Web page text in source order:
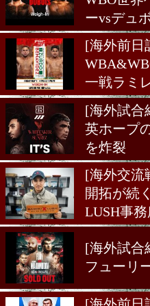
WBC
vsク
[海外
激闘
ード
[海外
IBFフ
前日
[海外
WBO
ーvs